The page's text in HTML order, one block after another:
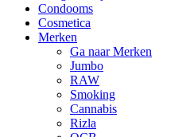
Condooms
Cosmetica
Merken
Ga naar Merken
Jumbo
RAW
Smoking
Cannabis
Rizla